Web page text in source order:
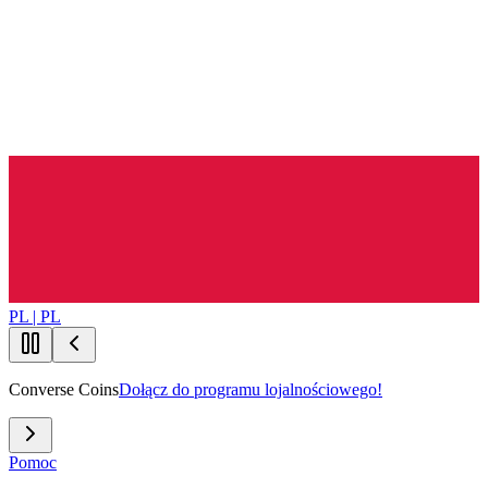
PL | PL
Converse CoinsDołącz do programu lojalnościowego!
Pomoc